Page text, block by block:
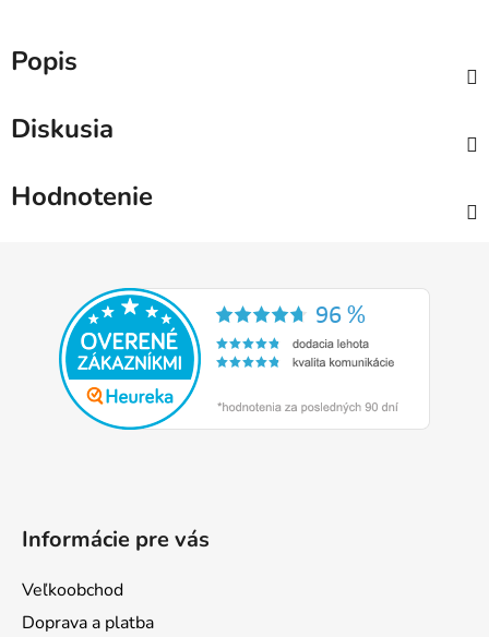
Popis
Diskusia
Hodnotenie
Informácie pre vás
Veľkoobchod
Doprava a platba